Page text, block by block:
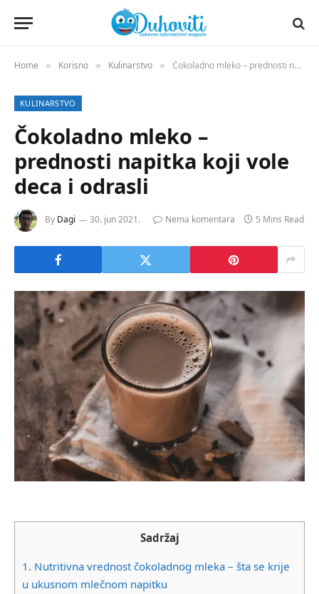
Home » Korisno » Kulinarstvo » Čokoladno mleko – prednosti napitka koji vole deca i odrasli
KULINARSTVO
Čokoladno mleko –
prednosti napitka koji vole
deca i odrasli
By Dagi 30. jun 2021. Nema komentara 5 Mins Read
Sadržaj
1. Nutritivna vrednost čokoladnog mleka – šta se krije
u ukusnom mlečnom napitku